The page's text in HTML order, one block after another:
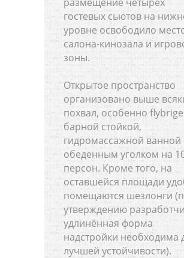
гостевых сьютов на
уровне освободило
салона-кинозала и
зоны.
Открытое пространство
организовано выше
похвал, особенно flybrige
барной стойкой,
гидромассажной ванной
обеденным уголком на
персон. Кроме того, на
оставшейся площади
помещаются шезлонги
утверждению
удлинённая форма
надстройки необходима
лучшей устойчивости).